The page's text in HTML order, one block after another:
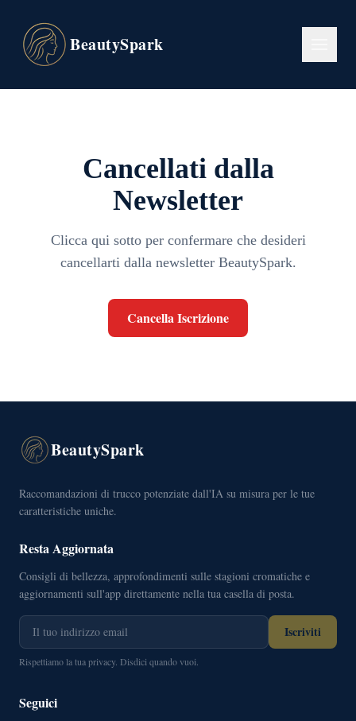
BeautySpark
Cancellati dalla
Newsletter
Clicca qui sotto per confermare che desideri
cancellarti dalla newsletter BeautySpark.
Cancella Iscrizione
BeautySpark
Raccomandazioni di trucco potenziate dall'IA su misura per le tue
caratteristiche uniche.
Resta Aggiornata
Consigli di bellezza, approfondimenti sulle stagioni cromatiche e
aggiornamenti sull'app direttamente nella tua casella di posta.
Iscriviti
Rispettiamo la tua privacy. Disdici quando vuoi.
Seguici